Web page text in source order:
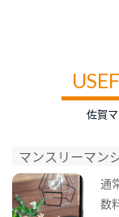
佐賀
マンスリーマン
通
数